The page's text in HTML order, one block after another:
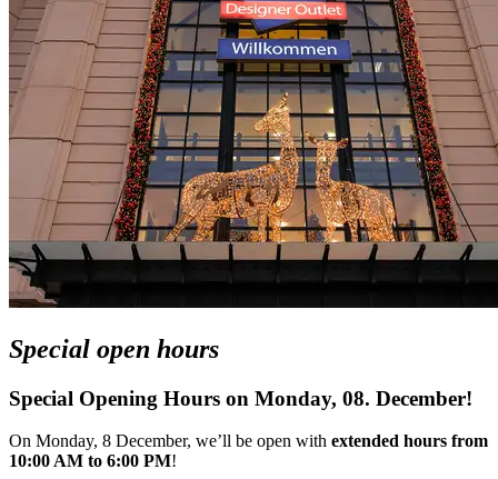
Special open hours
Special Opening Hours on Monday, 08. December!
On Monday, 8 December, we’ll be open with extended hours from
10:00 AM to 6:00 PM!